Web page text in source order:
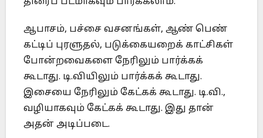
ஆபாசம், பச்சை வசனங்கள், ஆண் பெண்
கட்டிப் புரளுதல், படுக்கையறைக் காட்சிகள்
போன்றவைகளை நேரிலும் பார்க்கக்
கூடாது. டி.வியிலும் பார்க்கக் கூடாது.
இசையை நேரிலும் கேட்கக் கூடாது. டி.வி.,
வழியாகவும் கேட்கக் கூடாது. இது தான்
அதன் அடிப்படை.